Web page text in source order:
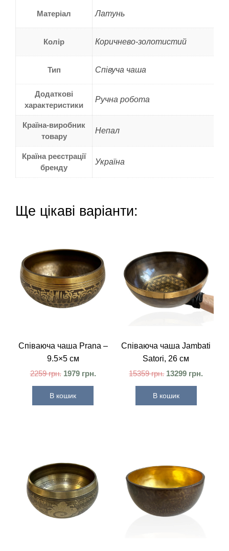
Матеріал Латунь
Колір Коричнево-золотистий
Тип Співуча чаша
Додаткові
характеристики
Ручна робота
Країна-виробник
товару
Непал
Країна реєстрації
бренду
Україна
Ще цікаві варіанти:
Співаюча чаша Prana –
9.5×5 см
2259грн. 1979 грн.
В кошик
Співаюча чаша Jambati
Satori, 26 см
15359грн. 13299 грн.
В кошик